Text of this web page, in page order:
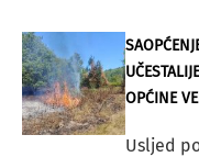
OPĆINE
Usljed